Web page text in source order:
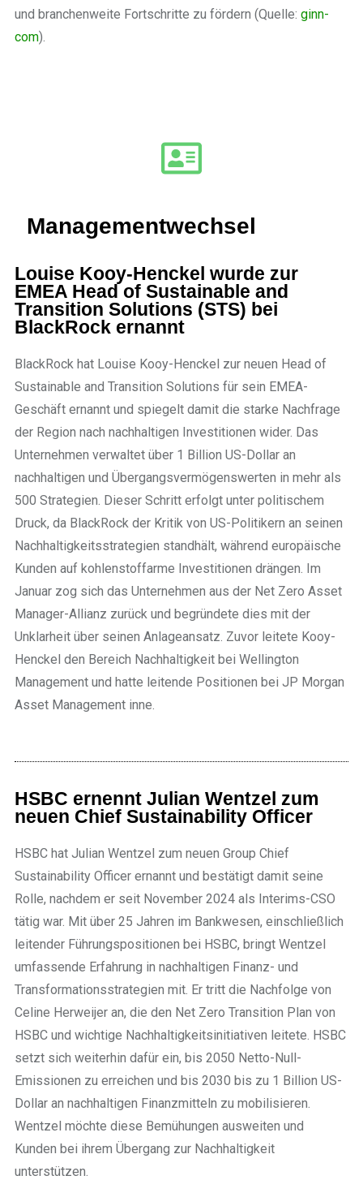
und branchenweite Fortschritte zu fördern (Quelle: ginn-
com).
Managementwechsel
Louise Kooy-Henckel wurde zur
EMEA Head of Sustainable and
Transition Solutions (STS) bei
BlackRock ernannt
BlackRock hat Louise Kooy-Henckel zur neuen Head of
Sustainable and Transition Solutions für sein EMEA-
Geschäft ernannt und spiegelt damit die starke Nachfrage
der Region nach nachhaltigen Investitionen wider. Das
Unternehmen verwaltet über 1 Billion US-Dollar an
nachhaltigen und Übergangsvermögenswerten in mehr als
500 Strategien. Dieser Schritt erfolgt unter politischem
Druck, da BlackRock der Kritik von US-Politikern an seinen
Nachhaltigkeitsstrategien standhält, während europäische
Kunden auf kohlenstoffarme Investitionen drängen. Im
Januar zog sich das Unternehmen aus der Net Zero Asset
Manager-Allianz zurück und begründete dies mit der
Unklarheit über seinen Anlageansatz. Zuvor leitete Kooy-
Henckel den Bereich Nachhaltigkeit bei Wellington
Management und hatte leitende Positionen bei JP Morgan
Asset Management inne.
HSBC ernennt Julian Wentzel zum
neuen Chief Sustainability Officer
HSBC hat Julian Wentzel zum neuen Group Chief
Sustainability Officer ernannt und bestätigt damit seine
Rolle, nachdem er seit November 2024 als Interims-CSO
tätig war. Mit über 25 Jahren im Bankwesen, einschließlich
leitender Führungspositionen bei HSBC, bringt Wentzel
umfassende Erfahrung in nachhaltigen Finanz- und
Transformationsstrategien mit. Er tritt die Nachfolge von
Celine Herweijer an, die den Net Zero Transition Plan von
HSBC und wichtige Nachhaltigkeitsinitiativen leitete. HSBC
setzt sich weiterhin dafür ein, bis 2050 Netto-Null-
Emissionen zu erreichen und bis 2030 bis zu 1 Billion US-
Dollar an nachhaltigen Finanzmitteln zu mobilisieren.
Wentzel möchte diese Bemühungen ausweiten und
Kunden bei ihrem Übergang zur Nachhaltigkeit
unterstützen.